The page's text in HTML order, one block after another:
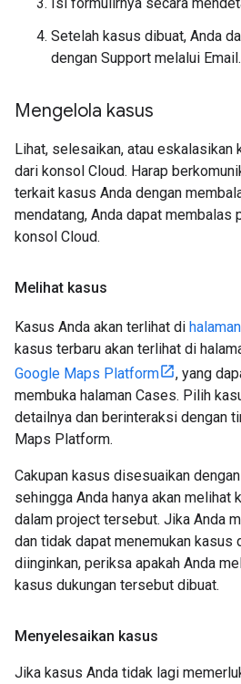
Setelah kasus dibuat, Anda
dengan Support melalui Email.
Mengelola kasus
Lihat, selesaikan, atau eskalasikan
dari konsol Cloud. Harap
terkait kasus Anda dengan
mendatang, Anda dapat membalas
konsol Cloud.
Melihat kasus
Kasus Anda akan terlihat di
kasus terbaru akan terlihat di
Google Maps Platform
, yang
membuka halaman Cases. Pilih
detailnya dan berinteraksi dengan
Maps Platform.
Cakupan kasus disesuaikan
sehingga Anda hanya akan melihat
dalam project tersebut. Jika Anda
dan tidak dapat menemukan kasus
diinginkan, periksa apakah Anda
kasus dukungan tersebut dibuat.
Menyelesaikan kasus
Jika kasus Anda tidak lagi